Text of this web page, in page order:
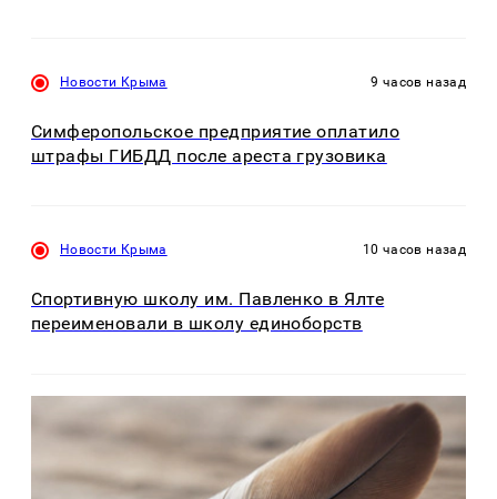
Новости Крыма 9 часов назад
Симферопольское предприятие оплатило
штрафы ГИБДД после ареста грузовика
Новости Крыма 10 часов назад
Спортивную школу им. Павленко в Ялте
переименовали в школу единоборств